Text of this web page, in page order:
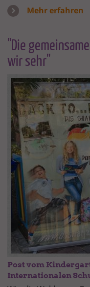
Mehr erfahren
"Die
wir sehr"
Post vom
Internationalen